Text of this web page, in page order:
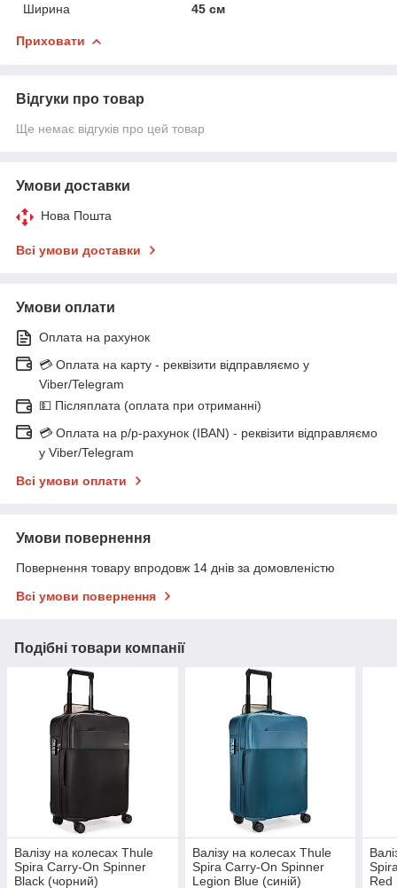
Ширина
45 см
Приховати
Відгуки про товар
Ще немає відгуків про цей товар
Умови доставки
Нова Пошта
Всі умови доставки
Умови оплати
Оплата на рахунок
💳 Оплата на карту - реквізити відправляємо у
Viber/Telegram
💵 Післяплата (оплата при отриманні)
💳 Оплата на р/р-рахунок (IBAN) - реквізити відправляємо
у Viber/Telegram
Всі умови оплати
Умови повернення
Повернення товару впродовж 14 днів за домовленістю
Всі умови повернення
Подібні товари компанії
Валізу на колесах Thule
Spira Carry-On Spinner
Black (чорний)
Валізу на колесах Thule
Spira Carry-On Spinner
Legion Blue (синій)
Red